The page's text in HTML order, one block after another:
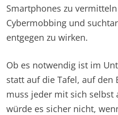
Smartphones zu
Cybermobbing und
entgegen zu wirken.
Ob es notwendig ist im
statt auf die Tafel, auf den
muss jeder mit sich selbst
würde es sicher nicht,